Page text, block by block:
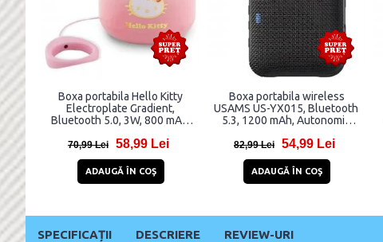
Boxa portabila Hello Kitty
Electroplate Gradient,
Bluetooth 5.0, 3W, 800 mAh,
70,99 Lei 58,99 Lei
ADAUGĂ ÎN COŞ
Boxa portabila wireless
USAMS US-YX015, Bluetooth
5.3, 1200 mAh, Autonomie
82,99 Lei 54,99 Lei
ADAUGĂ ÎN COŞ
SPECIFICAȚII DESCRIERE REVIEW-URI